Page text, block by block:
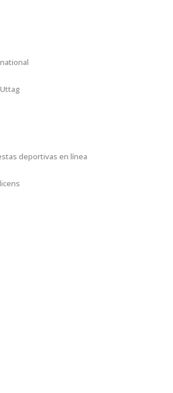
deportivas en línea